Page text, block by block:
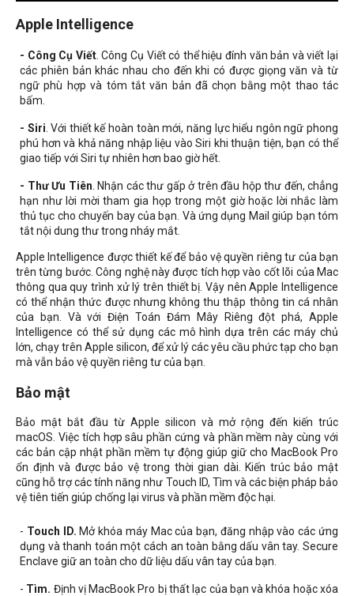
Apple Intelligence
- Công Cụ Viết. Công Cụ Viết có thể hiệu đính văn bản và viết lại
các phiên bản khác nhau cho đến khi có được giọng văn và từ
ngữ phù hợp và tóm tắt văn bản đã chọn bằng một thao tác
bấm.
- Siri . Với thiết kế hoàn toàn mới, năng lực hiểu ngôn ngữ phong
phú hơn và khả năng nhập liệu vào Siri khi thuận tiện, bạn có thể
giao tiếp với Siri tự nhiên hơn bao giờ hết.
- Thư Ưu Tiên . Nhận các thư gấp ở trên đầu hộp thư đến, chẳng
hạn như lời mời tham gia họp trong một giờ hoặc lời nhắc làm
thủ tục cho chuyến bay của bạn. Và ứng dụng Mail giúp bạn tóm
tắt nội dung thư trong nháy mắt.
Apple Intelligence được thiết kế để bảo vệ quyền riêng tư của bạn
trên từng bước. Công nghệ này được tích hợp vào cốt lõi của Mac
thông qua quy trình xử lý trên thiết bị. Vậy nên Apple Intelligence
có thể nhận thức được nhưng không thu thập thông tin cá nhân
của bạn. Và với Điện Toán Đám Mây Riêng đột phá, Apple
Intelligence có thể sử dụng các mô hình dựa trên các máy chủ
lớn, chạy trên Apple silicon, để xử lý các yêu cầu phức tạp cho bạn
mà vẫn bảo vệ quyền riêng tư của bạn.
Bảo mật
Bảo mật bắt đầu từ Apple silicon và mở rộng đến kiến trúc
macOS. Việc tích hợp sâu phần cứng và phần mềm này cùng với
các bản cập nhật phần mềm tự động giúp giữ cho MacBook Pro
ổn định và được bảo vệ trong thời gian dài. Kiến trúc bảo mật
cũng hỗ trợ các tính năng như Touch ID, Tìm và các biện pháp bảo
vệ tiên tiến giúp chống lại virus và phần mềm độc hại.
- Touch ID. Mở khóa máy Mac của bạn, đăng nhập vào các ứng
dụng và thanh toán một cách an toàn bằng dấu vân tay. Secure
Enclave giữ an toàn cho dữ liệu dấu vân tay của bạn.
- Tìm. Định vị MacBook Pro bị thất lạc của bạn và khóa hoặc xóa